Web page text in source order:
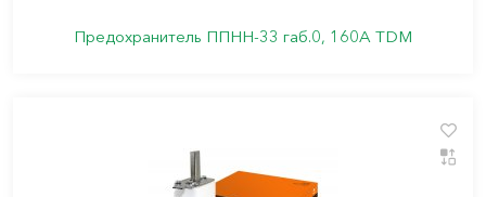
Предохранитель ППНН-33 габ.0, 160А TDM